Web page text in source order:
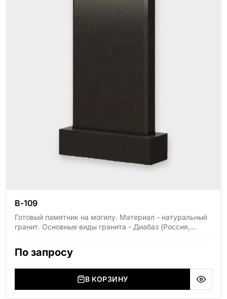
В-109
Готовый памятник на могилу. Материал - натуральный
гранит. Основные виды гранита - Диабаз (Россия,
(Украина, Житомерская область), Лабродарит
(Украина, Житомерская область), Сюксюансаари
(Россия, Карелия), Амфиболит (Россия, Мурманская
По запросу
В КОРЗИНУ